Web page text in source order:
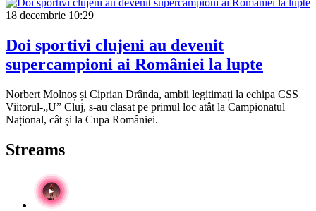
18 decembrie 10:29
Doi sportivi clujeni au devenit
supercampioni ai României la lupte
Norbert Molnoș și Ciprian Drânda, ambii legitimați la echipa CSS
Viitorul-„U” Cluj, s-au clasat pe primul loc atât la Campionatul
Național, cât și la Cupa României.
Streams